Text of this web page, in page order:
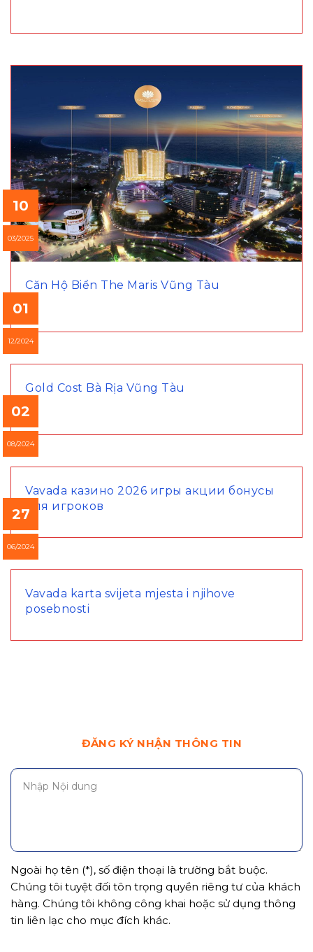
10
03/2025
Căn Hộ Biển The Maris Vũng Tàu
01
12/2024
Gold Cost Bà Rịa Vũng Tàu
02
08/2024
Vavada казино 2026 игры акции бонусы
для игроков
27
06/2024
Vavada karta svijeta mjesta i njihove
posebnosti
ĐĂNG KÝ NHẬN THÔNG TIN
Ngoài họ tên (*), số điện thoại là trường bắt buộc.
Chúng tôi tuyệt đối tôn trọng quyền riêng tư của khách
hàng. Chúng tôi không công khai hoặc sử dụng thông
tin liên lạc cho mục đích khác.